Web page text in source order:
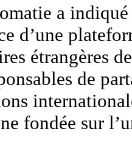
a
d’une
étrangères
de
fondée sur